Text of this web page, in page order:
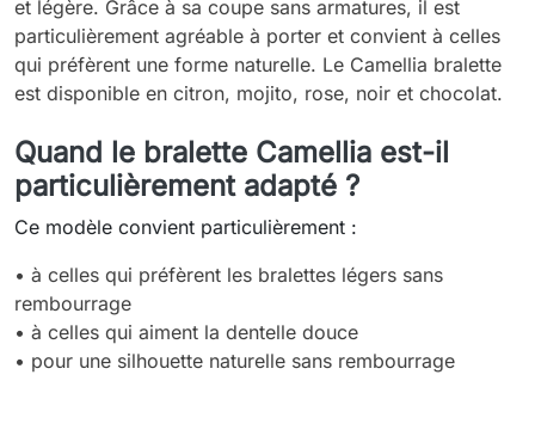
et légère. Grâce à sa coupe sans armatures, il est
particulièrement agréable à porter et convient à celles
qui préfèrent une forme naturelle. Le Camellia bralette
est disponible en citron, mojito, rose, noir et chocolat.
Quand le bralette Camellia est-il
particulièrement adapté ?
Ce modèle convient particulièrement :
• à celles qui préfèrent les bralettes légers sans
rembourrage
• à celles qui aiment la dentelle douce
• pour une silhouette naturelle sans rembourrage